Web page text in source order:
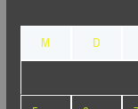
M
D